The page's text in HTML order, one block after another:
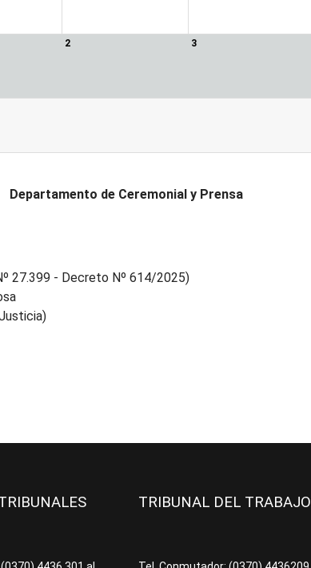
2 3
Departamento de Ceremonial y Prensa
27.399 - Decreto Nº 614/2025)
TRIBUNAL DEL TRABAJO